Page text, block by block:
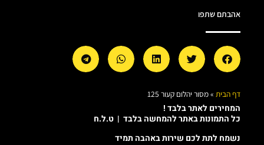
אהבתם שתפו
דף הבית »מסור יהלום קעור 125
המחירים לאתר בלבד !
כל התמונות באתר להמחשה בלבד | ט.ל.ח
נשמח לתת לכם שירות באהבה תמיד